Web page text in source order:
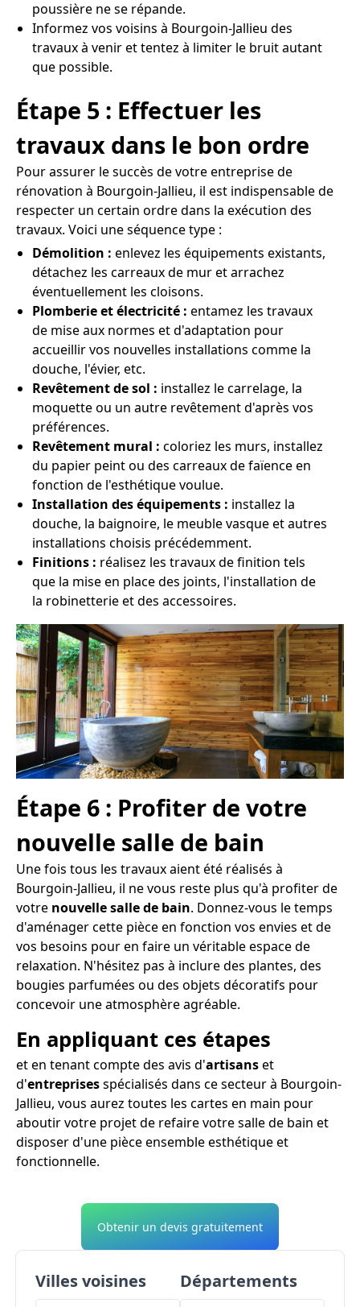
poussière ne se répande.
Informez vos voisins à Bourgoin-Jallieu des
travaux à venir et tentez à limiter le bruit autant
que possible.
Étape 5 : Effectuer les
travaux dans le bon ordre
Pour assurer le succès de votre entreprise de
rénovation à Bourgoin-Jallieu, il est indispensable de
respecter un certain ordre dans la exécution des
travaux. Voici une séquence type :
Démolition : enlevez les équipements existants,
détachez les carreaux de mur et arrachez
éventuellement les cloisons.
Plomberie et électricité : entamez les travaux
de mise aux normes et d'adaptation pour
accueillir vos nouvelles installations comme la
douche, l'évier, etc.
Revêtement de sol : installez le carrelage, la
moquette ou un autre revêtement d'après vos
préférences.
Revêtement mural : coloriez les murs, installez
du papier peint ou des carreaux de faïence en
fonction de l'esthétique voulue.
Installation des équipements : installez la
douche, la baignoire, le meuble vasque et autres
installations choisis précédemment.
Finitions : réalisez les travaux de finition tels
que la mise en place des joints, l'installation de
la robinetterie et des accessoires.
Étape 6 : Profiter de votre
nouvelle salle de bain
Une fois tous les travaux aient été réalisés à
Bourgoin-Jallieu, il ne vous reste plus qu'à profiter de
votre nouvelle salle de bain. Donnez-vous le temps
d'aménager cette pièce en fonction vos envies et de
vos besoins pour en faire un véritable espace de
relaxation. N'hésitez pas à inclure des plantes, des
bougies parfumées ou des objets décoratifs pour
concevoir une atmosphère agréable.
En appliquant ces étapes
et en tenant compte des avis d'artisanset
d'entreprisesspécialisés dans ce secteur à Bourgoin-
Jallieu, vous aurez toutes les cartes en main pour
aboutir votre projet de refaire votre salle de bain et
disposer d'une pièce ensemble esthétique et
fonctionnelle.
Obtenir un devis gratuitement
Villes voisines Départements